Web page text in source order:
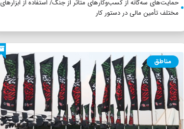
حمایت‌های سه‌گانه از کسب‌وکارهای متاثر از جنگ/ استفاده از ابزارهای
مختلف تأمین مالی در دستور کار
مناطق